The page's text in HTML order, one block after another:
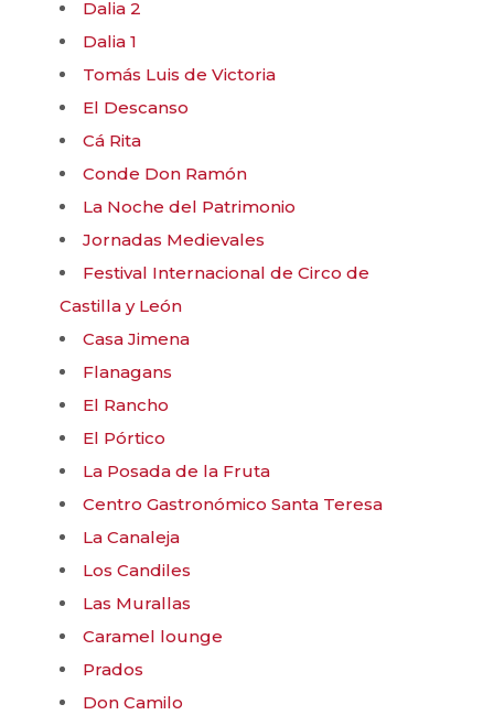
Dalia 2
Dalia 1
Tomás Luis de Victoria
El Descanso
Cá Rita
Conde Don Ramón
La Noche del Patrimonio
Jornadas Medievales
Festival Internacional de Circo de
Castilla y León
Casa Jimena
Flanagans
El Rancho
El Pórtico
La Posada de la Fruta
Centro Gastronómico Santa Teresa
La Canaleja
Los Candiles
Las Murallas
Caramel lounge
Prados
Don Camilo